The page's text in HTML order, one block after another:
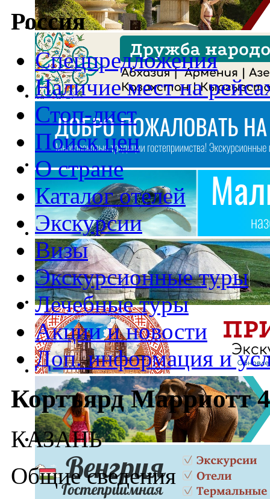
Россия
Спецпредложения
Наличие мест на
Стоп-лист
Поиск цен
О стране
Каталог отелей
Экскурсии
Визы
Экскурсионные туры
Лечебные туры
Акции и новости
Доп. информация и
Кортъярд Марриотт
КАЗАНЬ
Общие сведения